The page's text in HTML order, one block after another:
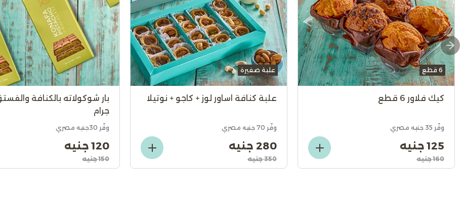
6 قطع
كيك فلاور 6 قطع
وفّر 35 جنيه مصري
125 جنيه
160 جنيه
علبة صغيرة
علبة كنافة اساور لوز + كاجو + نوتيلا
وفّر 70 جنيه مصري
280 جنيه
350 جنيه
جرام
وفّر 30جنيه مصري
120 جنيه
150 جنيه